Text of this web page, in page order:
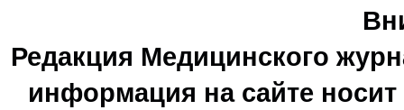
Редакция Медицинского
информация на сайте